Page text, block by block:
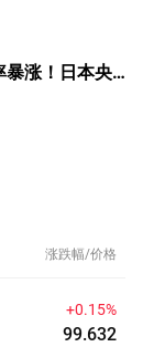
暴涨！日本央
涨跌幅/价格
+0.15%
99.633